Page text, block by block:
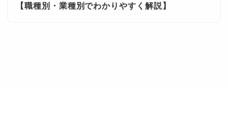
【職種別・業種別でわかりやすく解説】